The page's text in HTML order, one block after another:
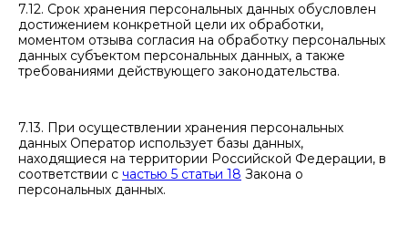
7.12. Срок хранения персональных данных обусловлен
достижением конкретной цели их обработки,
моментом отзыва согласия на обработку персональных
данных субъектом персональных данных, а также
требованиями действующего законодательства.
7.13. При осуществлении хранения персональных
данных Оператор использует базы данных,
находящиеся на территории Российской Федерации, в
соответствии с частью 5 статьи 18 Закона о
персональных данных.